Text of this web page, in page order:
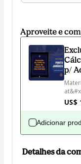
Aproveite e
p/
US$
Adicionar
Detalhes da